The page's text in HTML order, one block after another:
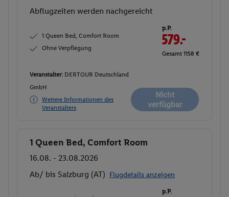
Abflugzeiten werden nachgereicht
1 Queen Bed, Comfort Room
Ohne Verpflegung
p.P.
579.-
Gesamt 1158 €
Veranstalter: DERTOUR Deutschland
GmbH
Weitere Informationen des
Veranstalters
Nicht
verfügbar
Buchen
1 Queen Bed, Comfort Room
16.08. - 23.08.2026
Ab/ bis Salzburg (AT) Flugdetails anzeigen
p.P.